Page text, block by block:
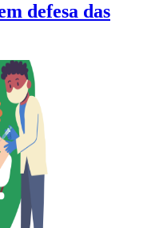
defesa das